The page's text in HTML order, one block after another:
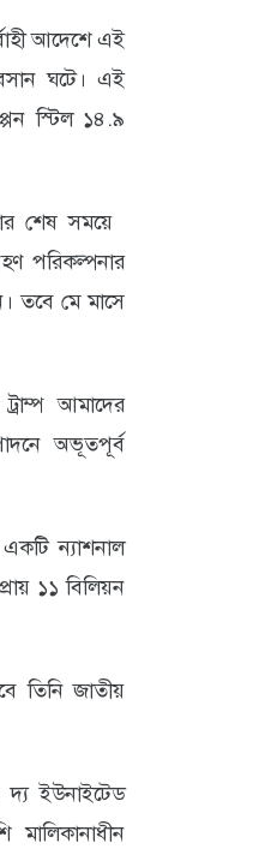
আদেশে এই
ঘটে। এই
স্টিল ১৪.৯
শেষ সময়ে
পরিকল্পনার
তবে মে মাসে
আমাদের
অভূতপূর্ব
একটি ন্যাশনাল
১১ বিলিয়ন
তিনি জাতীয়
ইউনাইটেড